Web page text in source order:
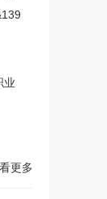
业
更多